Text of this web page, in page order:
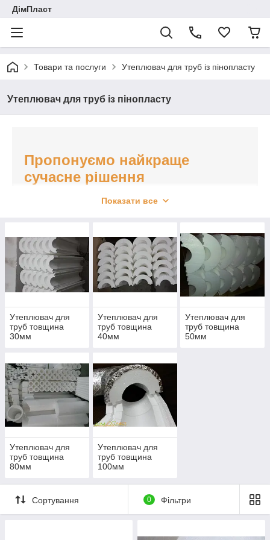
ДімПласт
Товари та послуги Утеплювач для труб із пінопласту
Утеплювач для труб із пінопласту
Пропонуємо найкраще
сучасне рішення
для захисту труб і комунікацій — оболонку
Наша продукція гарантує вам ретельний і міцний
захист від тепловтрат і пошкоджень, а наші ціни
(розникні та гуртові) дадуть змогу вам заощадити!
Головні аргументи на користь
Dimplast
повітряних комунікацій
Ефективне скорочення тепловтрати в кілька
Показати все
Утеплювач для
труб товщина
30мм
Утеплювач для
труб товщина
40мм
Утеплювач для
труб товщина
50мм
Утеплювач для
труб товщина
80мм
Утеплювач для
труб товщина
100мм
Сортування 0 Фільтри